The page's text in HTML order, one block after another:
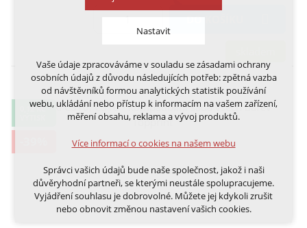
0,12 KČ
Nastavit
Technická cookies
nutná pro provozování webu
udržení kontextu stránek (session): případná
přihlášení, volby jazyka, apod.
Volitelná cookies
analytická pro anonymizované vyhodnocení
marketingová cookies (Google, Ecomail, Sklik,
Smartsupp, Heureka)
Více informací o cookies na našem webu
Vaše údaje zpracováváme v souladu se zásadami ochrany
osobních údajů z důvodu následujících potřeb: zpětná vazba
od návštěvníků formou analytických statistik používání
webu, ukládání nebo přístup k informacím na vašem zařízení,
měření obsahu, reklama a vývoj produktů.
Více informací o cookies na našem webu
Správci vašich údajů bude naše společnost, jakož i naši
důvěryhodní partneři, se kterými neustále spolupracujeme.
Vyjádření souhlasu je dobrovolné. Můžete jej kdykoli zrušit
nebo obnovit změnou nastavení vašich cookies.